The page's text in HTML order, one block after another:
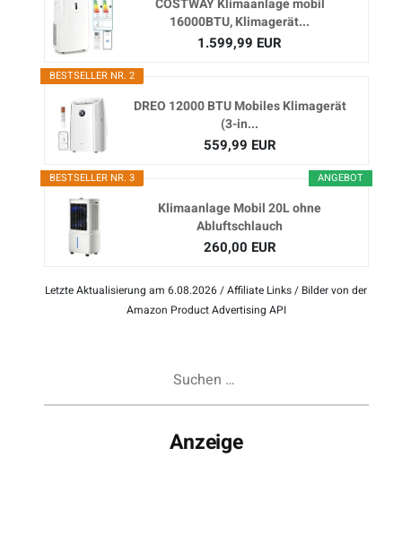
COSTWAY Klimaanlage mobil
16000BTU, Klimagerät...
1.599,99 EUR
BESTSELLER NR. 2
DREO 12000 BTU Mobiles Klimagerät
(3-in...
559,99 EUR
ANGEBOT
BESTSELLER NR. 3
Klimaanlage Mobil 20L ohne
Abluftschlauch
260,00 EUR
Letzte Aktualisierung am 6.08.2026 / Affiliate Links / Bilder von der
Amazon Product Advertising API
Anzeige